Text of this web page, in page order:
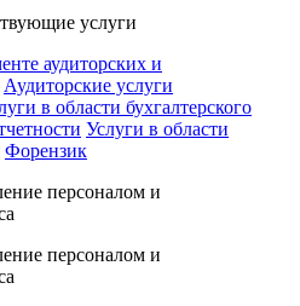
услуги
аудиторских и
Аудиторские услуги
в области бухгалтерского
Услуги в области
Форензик
персоналом и
персоналом и